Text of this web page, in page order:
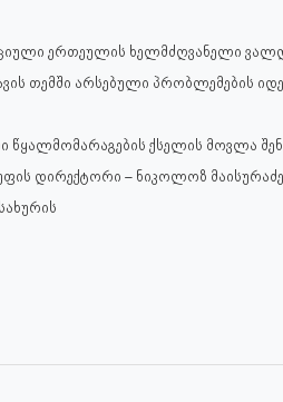
ერთეულის ხელმძღვანელი
თემში არსებული პრობლემების
წყალმომარაგების ქსელის მოვლა
დირექტორი – ნიკოლოზ